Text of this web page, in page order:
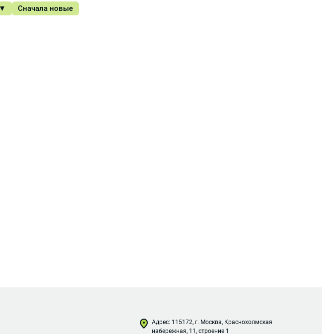
Сначала новые
Адрес: 115172, г. Москва, Краснохолмская
набережная, 11, строение 1